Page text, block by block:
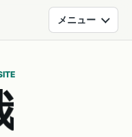
メニュー